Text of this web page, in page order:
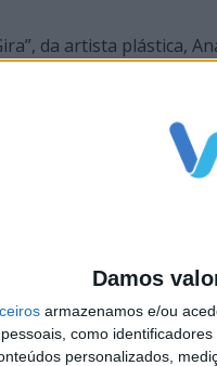
Damos
armazenamos e/ou
como
personalizados,
da artista plástica,
permanente
visitadas as
a Chico